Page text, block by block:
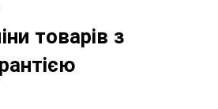
товарів з